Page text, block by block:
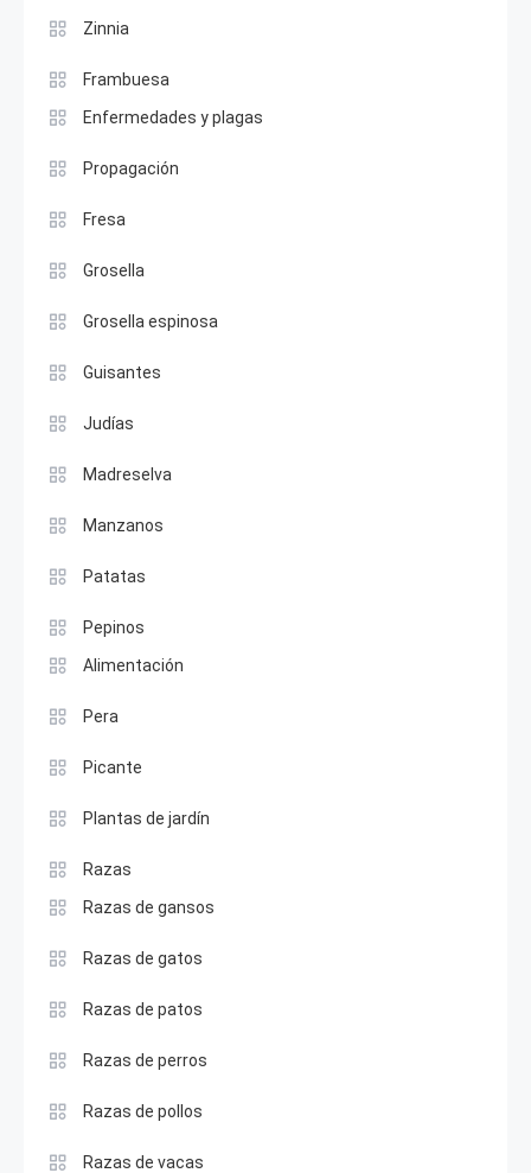
Zinnia
Frambuesa
Enfermedades y plagas
Propagación
Fresa
Grosella
Grosella espinosa
Guisantes
Judías
Madreselva
Manzanos
Patatas
Pepinos
Alimentación
Pera
Picante
Plantas de jardín
Razas
Razas de gansos
Razas de gatos
Razas de patos
Razas de perros
Razas de pollos
Razas de vacas